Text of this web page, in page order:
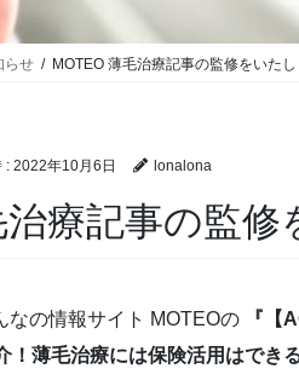
らせ MOTEO 薄毛治療記事の監修をいた
: 2022年10月6日 lonalona
療記事の監修
なの情報サイト MOTEOの
『【
！薄毛治療には保険活用はできる